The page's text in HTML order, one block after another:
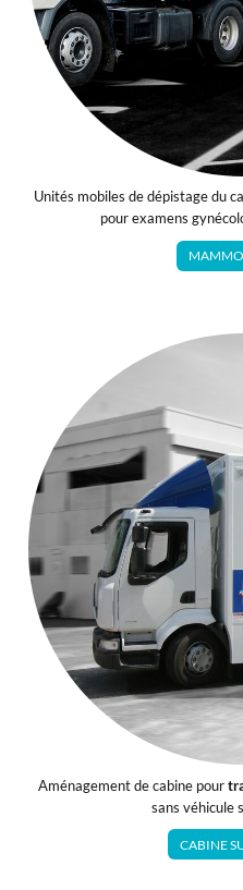
Unités mobiles de dépistage du
pour examens
Aménagement de cabine pour
sans véhicule
CABINE